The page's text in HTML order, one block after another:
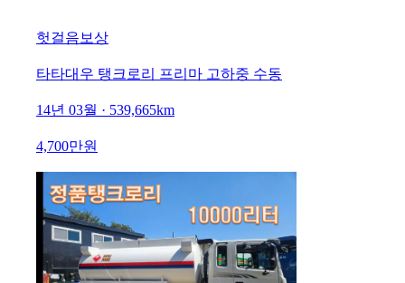
헛걸음보상
타타대우 탱크로리 프리마 고하중 수동
14년 03월 · 539,665km
4,700만원